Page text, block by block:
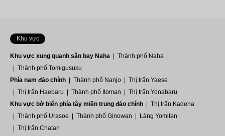
chuyển, giá vé và những điều cần
Khu vực
Khu vực xung quanh sân bay Naha
Thành phố Naha
Thành phố Tomigusuku
Phía nam đảo chính
Thành phố Nanjo
Thị trấn Yaese
Thị trấn Haebaru
Thành phố Itoman
Thị trấn Yonabaru
Khu vực bờ biển phía tây miền trung đảo chính
Thị trấn Kadena
Thành phố Urasoe
Thành phố Ginowan
Làng Yomitan
Thị trấn Chatan